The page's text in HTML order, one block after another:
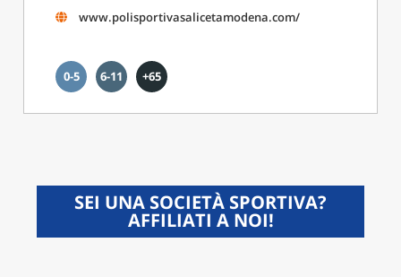
www.polisportivasalicetamodena.com/
0-5 6-11 +65
SEI UNA SOCIETÀ SPORTIVA?
AFFILIATI A NOI!